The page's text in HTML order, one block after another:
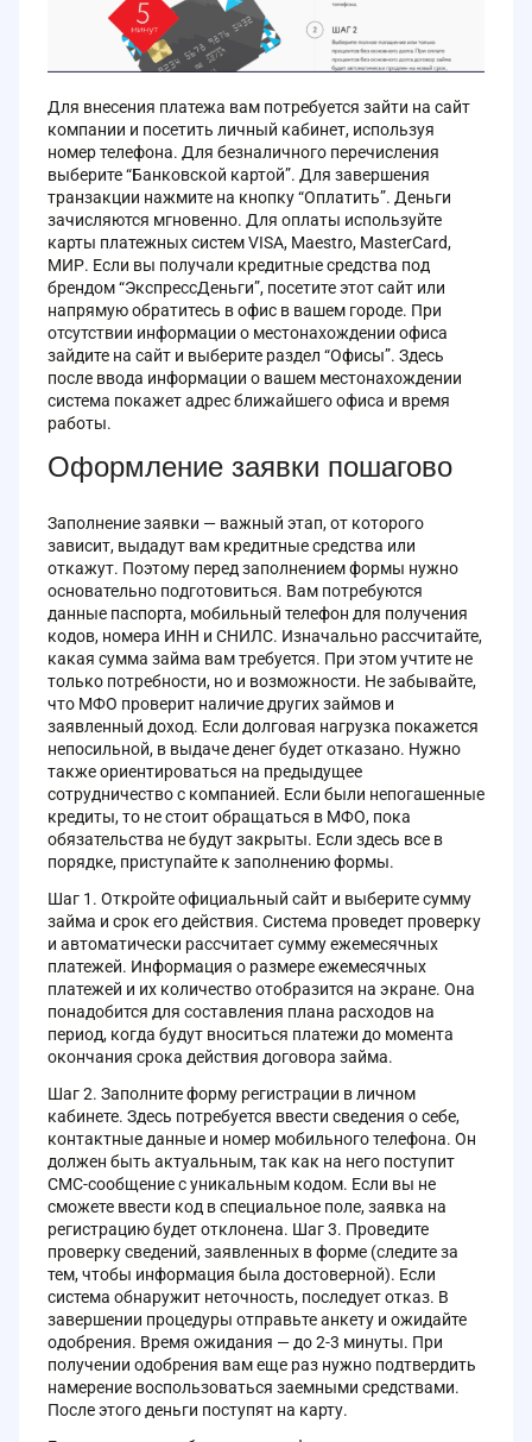
Для внесения платежа вам потребуется зайти на сайт
компании и посетить личный кабинет, используя
номер телефона. Для безналичного перечисления
выберите “Банковской картой”. Для завершения
транзакции нажмите на кнопку “Оплатить”. Деньги
зачисляются мгновенно. Для оплаты используйте
карты платежных систем VISA, Maestro, MasterCard,
МИР. Если вы получали кредитные средства под
брендом “ЭкспрессДеньги”, посетите этот сайт или
напрямую обратитесь в офис в вашем городе. При
отсутствии информации о местонахождении офиса
зайдите на сайт и выберите раздел “Офисы”. Здесь
после ввода информации о вашем местонахождении
система покажет адрес ближайшего офиса и время
работы.
Оформление заявки пошагово
Заполнение заявки — важный этап, от которого
зависит, выдадут вам кредитные средства или
откажут. Поэтому перед заполнением формы нужно
основательно подготовиться. Вам потребуются
данные паспорта, мобильный телефон для получения
кодов, номера ИНН и СНИЛС. Изначально рассчитайте,
какая сумма займа вам требуется. При этом учтите не
только потребности, но и возможности. Не забывайте,
что МФО проверит наличие других займов и
заявленный доход. Если долговая нагрузка покажется
непосильной, в выдаче денег будет отказано. Нужно
также ориентироваться на предыдущее
сотрудничество с компанией. Если были непогашенные
кредиты, то не стоит обращаться в МФО, пока
обязательства не будут закрыты. Если здесь все в
порядке, приступайте к заполнению формы.
Шаг 1. Откройте официальный сайт и выберите сумму
займа и срок его действия. Система проведет проверку
и автоматически рассчитает сумму ежемесячных
платежей. Информация о размере ежемесячных
платежей и их количество отобразится на экране. Она
понадобится для составления плана расходов на
период, когда будут вноситься платежи до момента
окончания срока действия договора займа.
Шаг 2. Заполните форму регистрации в личном
кабинете. Здесь потребуется ввести сведения о себе,
контактные данные и номер мобильного телефона. Он
должен быть актуальным, так как на него поступит
СМС-сообщение с уникальным кодом. Если вы не
сможете ввести код в специальное поле, заявка на
регистрацию будет отклонена. Шаг 3. Проведите
проверку сведений, заявленных в форме (следите за
тем, чтобы информация была достоверной). Если
система обнаружит неточность, последует отказ. В
завершении процедуры отправьте анкету и ожидайте
одобрения. Время ожидания — до 2-3 минуты. При
получении одобрения вам еще раз нужно подтвердить
намерение воспользоваться заемными средствами.
После этого деньги поступят на карту.